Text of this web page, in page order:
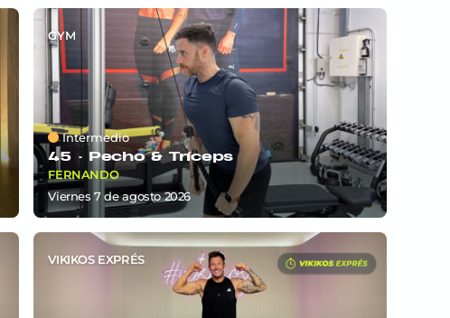
GYM
Intermedio
45 · Pecho & Tríceps
FERNANDO
viernes 7deagosto 2026
VIKIKOS EXPRÉS